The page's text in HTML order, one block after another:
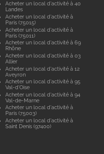
Acheter un local d'activité à 40
Landes
Acheter un local d'activité à
Paris (75015)
Acheter un local d'activité à
Paris (75011)
Acheter un local d'activité à 69
Rhône
Acheter un local d'activité à 03
Allier
Acheter un local d'activité à 12
Aveyron
Acheter un local d'activité à 95
Val-d'Oise
Acheter un local d'activité à 94
Val-de-Marne
Acheter un local d'activité à
Paris (75003)
Acheter un local d'activité à
Saint Denis (97400)